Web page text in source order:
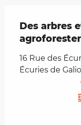
Des arbres
16 Rue des
Écuries de